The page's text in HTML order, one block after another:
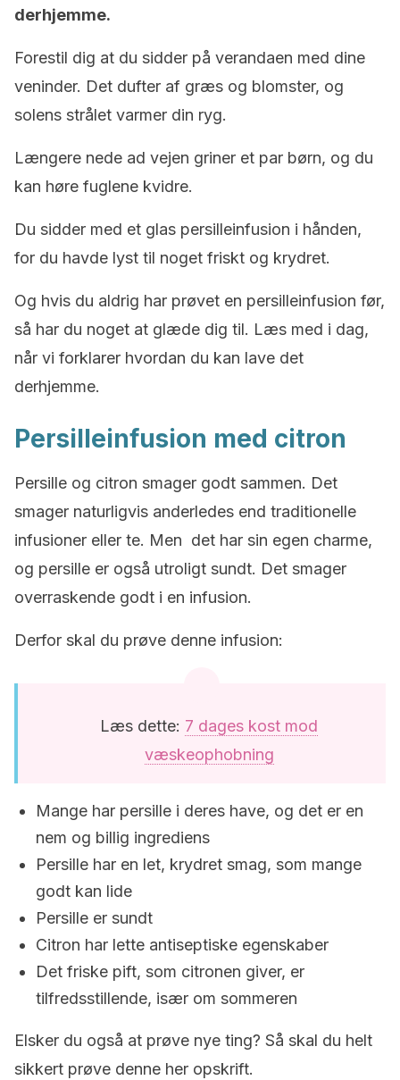
derhjemme.
Forestil dig at du sidder på verandaen med dine
veninder. Det dufter af græs og blomster, og
solens strålet varmer din ryg.
Længere nede ad vejen griner et par børn, og du
kan høre fuglene kvidre.
Du sidder med et glas persilleinfusion i hånden,
for du havde lyst til noget friskt og krydret.
Og hvis du aldrig har prøvet en persilleinfusion før,
så har du noget at glæde dig til. Læs med i dag,
når vi forklarer hvordan du kan lave det
derhjemme.
Persilleinfusion med citron
Persille og citron smager godt sammen. Det
smager naturligvis anderledes end traditionelle
infusioner eller te. Men det har sin egen charme,
og persille er også utroligt sundt. Det smager
overraskende godt i en infusion.
Derfor skal du prøve denne infusion:
Læs dette: 7 dages kost mod
væskeophobning
Mange har persille i deres have, og det er en
nem og billig ingrediens
Persille har en let, krydret smag, som mange
godt kan lide
Persille er sundt
Citron har lette antiseptiske egenskaber
Det friske pift, som citronen giver, er
tilfredsstillende, især om sommeren
Elsker du også at prøve nye ting? Så skal du helt
sikkert prøve denne her opskrift.